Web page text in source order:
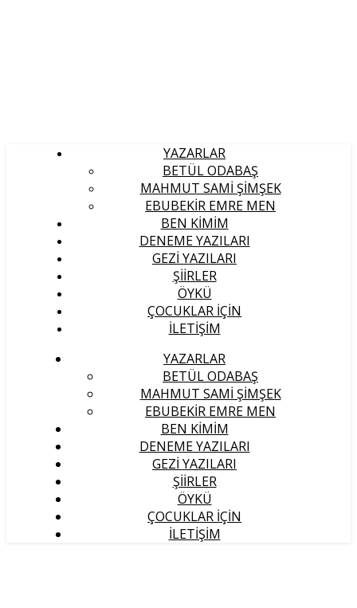
YAZARLAR
BETÜL ODABAŞ
MAHMUT SAMI ŞIMŞEK
EBUBEKIR EMRE MEN
BEN KIMIM
DENEME YAZILARI
GEZI YAZILARI
ŞIIRLER
ÖYKÜ
ÇOCUKLAR İÇIN
İLETIŞIM
YAZARLAR
BETÜL ODABAŞ
MAHMUT SAMI ŞIMŞEK
EBUBEKIR EMRE MEN
BEN KIMIM
DENEME YAZILARI
GEZI YAZILARI
ŞIIRLER
ÖYKÜ
ÇOCUKLAR İÇIN
İLETIŞIM